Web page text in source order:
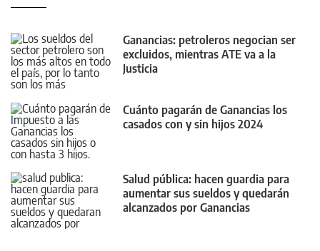
Ganancias: petroleros negocian ser
excluidos, mientras ATE va a la
Justicia
Cuánto pagarán de Ganancias los
casados con y sin hijos 2024
Salud pública: hacen guardia para
aumentar sus sueldos y quedarán
alcanzados por Ganancias